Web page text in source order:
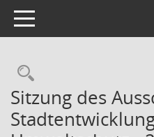
Toggle navigation
Sitzung des